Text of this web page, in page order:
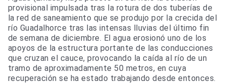
provisional impulsada tras la rotura de dos tuberías de
la red de saneamiento que se produjo por la crecida del
río Guadalhorce tras las intensas lluvias del último fin
de semana de diciembre. El agua erosionó uno de los
apoyos de la estructura portante de las conducciones
que cruzan el cauce, provocando la caída al río de un
tramo de aproximadamente 50 metros, en cuya
recuperación se ha estado trabajando desde entonces.